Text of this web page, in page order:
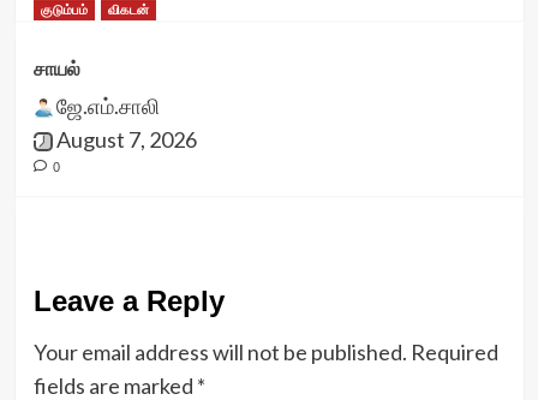
குடும்பம்
விகடன்
சாயல்
ஜே.எம்.சாலி
August 7, 2026
0
Leave a Reply
Your email address will not be published. Required
fields are marked *